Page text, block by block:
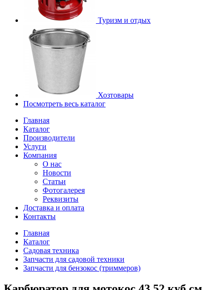
Туризм и отдых
Хозтовары
Посмотреть весь каталог
Главная
Каталог
Производители
Услуги
Компания
О нас
Новости
Статьи
Фотогалерея
Реквизиты
Доставка и оплата
Контакты
Главная
Каталог
Садовая техника
Запчасти для садовой техники
Запчасти для бензокос (триммеров)